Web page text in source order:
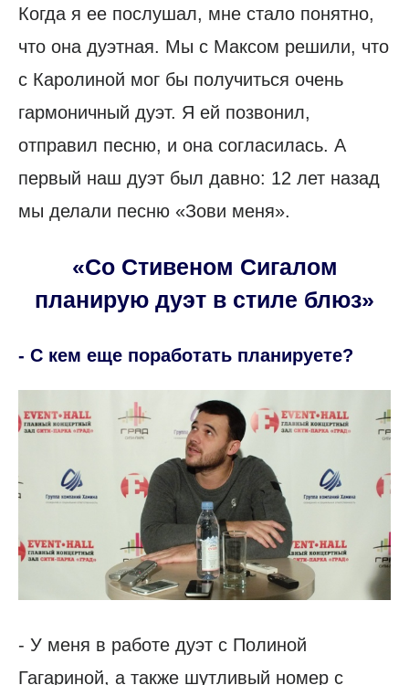
Когда я ее послушал, мне стало понятно,
что она дуэтная. Мы с Максом решили, что
с Каролиной мог бы получиться очень
гармоничный дуэт. Я ей позвонил,
отправил песню, и она согласилась. А
первый наш дуэт был давно: 12 лет назад
мы делали песню «Зови меня».
«Со Стивеном Сигалом
планирую дуэт в стиле блюз»
- С кем еще поработать планируете?
- У меня в работе дуэт с Полиной
Гагариной, а также шутливый номер с